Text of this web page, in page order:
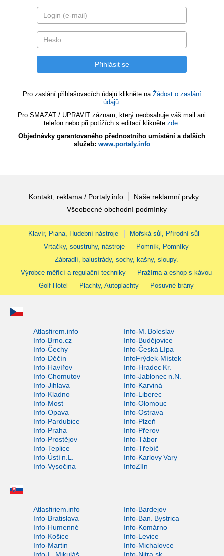
Pro zaslání přihlašovacích údajů klikněte na Žádost o zaslání
údajů.
Pro SMAZAT / UPRAVIT záznam, který neobsahuje váš mail ani
telefon nebo při potížích s editací klikněte zde.
Objednávky garantovaného přednostního umístění a dalších
služeb: www.portaly.info
Kontakt, reklama / Portaly.info
Naše reklamní prvky
Všeobecné obchodní podmínky
Klavír, Piana, Hudební nástroje
Mořská sůl, Přírodní sůl
Vrtačky, soustruhy, nástroje
Pomník, Pomníky
Zábradlí, balustrády, sochy, kašny, sloupy.
Výrobce měřící a regulační techniky
Pražírna a eshop s kávou
Golf Hotel
Plachty, Autoplachty Posuvné brány
Atlasfirem.info
Info-M. Boleslav
Info-Brno.cz
Info-Budějovice
Info-Čechy
Info-Česká Lípa
Info-Děčín
InfoFrýdek-Místek
Info-Havířov
Info-Hradec Kr.
Info-Chomutov
Info-Jablonec n.N.
Info-Jihlava
Info-Karviná
Info-Kladno
Info-Liberec
Info-Most
Info-Olomouc
Info-Opava
Info-Ostrava
Info-Pardubice
Info-Plzeň
Info-Praha
Info-Přerov
Info-Prostějov
Info-Tábor
Info-Teplice
Info-Třebíč
Info-Ústí n.L.
Info-Karlovy Vary
Info-Vysočina
InfoZlín
Atlasfiriem.info
Info-Bardejov
Info-Bratislava
Info-Ban. Bystrica
Info-Humenné
Info-Komárno
Info-Košice
Info-Levice
Info-Martin
Info-Michalovce
Info-L. Mikuláš
Info-Nitra.sk